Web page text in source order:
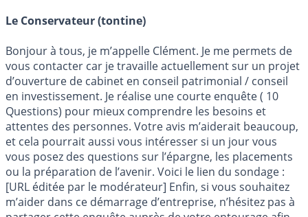
Le Conservateur (tontine)
Bonjour à tous, je m’appelle Clément. Je me permets de
vous contacter car je travaille actuellement sur un projet
d’ouverture de cabinet en conseil patrimonial / conseil
en investissement. Je réalise une courte enquête ( 10
Questions) pour mieux comprendre les besoins et
attentes des personnes. Votre avis m’aiderait beaucoup,
et cela pourrait aussi vous intéresser si un jour vous
vous posez des questions sur l’épargne, les placements
ou la préparation de l’avenir. Voici le lien du sondage :
[URL éditée par le modérateur] Enfin, si vous souhaitez
m’aider dans ce démarrage d’entreprise, n’hésitez pas à